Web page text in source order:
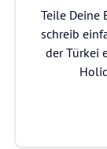
Teile Deine
schreib
der Türkei